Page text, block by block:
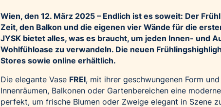
Wien, den 12. März 2025 – Endlich ist es soweit: Der
Zeit, den Balkon und die eigenen vier Wände für die
JYSK bietet alles, was es braucht, um jeden Innen- und
Wohlfühloase zu verwandeln. Die neuen
Stores sowie online erhältlich.
Die elegante Vase FREI, mit ihrer geschwungenen Form
Innenräumen, Balkonen oder Gartenbereichen eine
perfekt, um frische Blumen oder Zweige elegant in Szene